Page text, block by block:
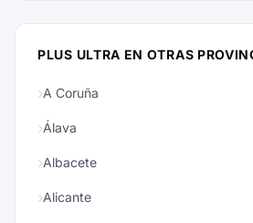
PLUS ULTRA EN OTRAS
A Coruña
Álava
Albacete
Alicante